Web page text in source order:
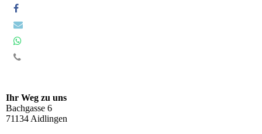
Ihr Weg zu uns
Bachgasse 6
71134 Aidlingen